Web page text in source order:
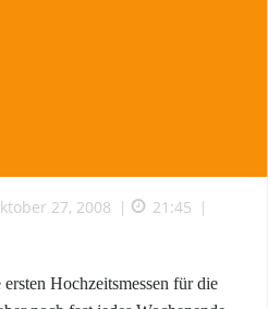
27, 2008 | 21:45 |
Hochzeitsmessen für die